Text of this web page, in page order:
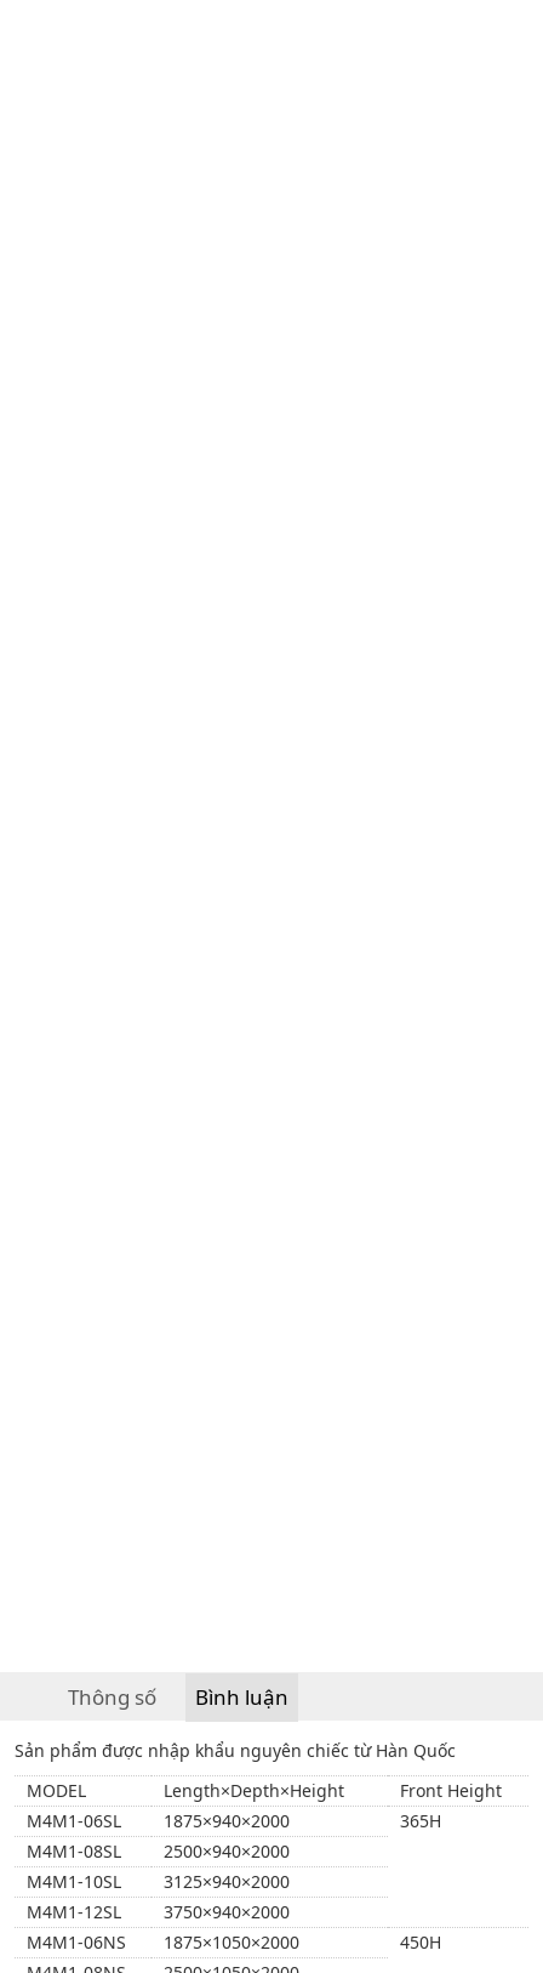
Thông số Bình luận
Sản phẩm được nhập khẩu nguyên chiếc từ Hàn Quốc
MODEL
Length×Depth×Height
Front Height
M4M1-06SL
1875×940×2000
365H
M4M1-08SL
2500×940×2000
M4M1-10SL
3125×940×2000
M4M1-12SL
3750×940×2000
M4M1-06NS
1875×1050×2000
450H